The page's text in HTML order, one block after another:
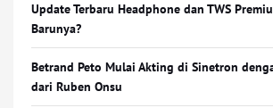
Update Terbaru Headphone dan TWS
Barunya?
Betrand Peto Mulai Akting di Sinetron
dari Ruben Onsu